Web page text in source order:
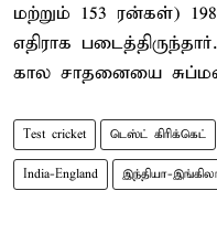
மற்றும் 153 ரன்கள்)
எதிராக
கால சாதனையை
Test cricket டெஸ்ட் கிரிக்கெட்
India-England இந்தியா-